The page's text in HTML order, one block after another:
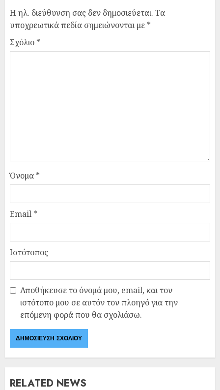
Η ηλ. διεύθυνση σας δεν δημοσιεύεται. Τα
υποχρεωτικά πεδία σημειώνονται με *
Σχόλιο *
Όνομα *
Email *
Ιστότοπος
Αποθήκευσε το όνομά μου, email, και τον
ιστότοπο μου σε αυτόν τον πλοηγό για την
επόμενη φορά που θα σχολιάσω.
RELATED NEWS